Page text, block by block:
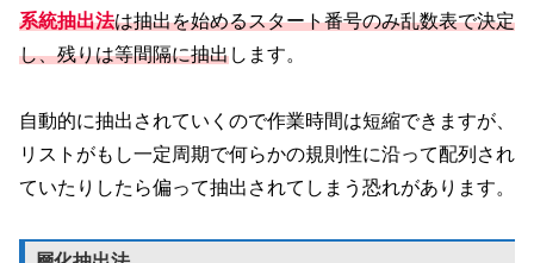
系統抽出法は抽出を始めるスタート番号のみ乱数表で決定
し、残りは等間隔に抽出します。
自動的に抽出されていくので作業時間は短縮できますが、
リストがもし一定周期で何らかの規則性に沿って配列され
ていたりしたら偏って抽出されてしまう恐れがあります。